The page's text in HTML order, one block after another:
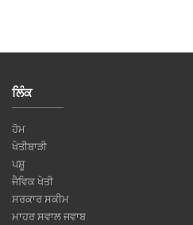
ਲਿੰਕ
ਹੋਮ
ਖੇਤੀਬਾੜੀ
ਪਸ਼ੂ
ਜੈਵਿਕ ਖੇਤੀ
ਸਰਕਾਰ ਸਕੀਮ
ਮਾਹਰ ਸਵਾਲ ਜਵਾਬ